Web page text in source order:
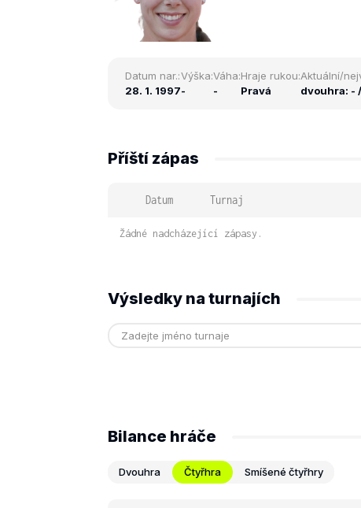
Datum nar.:
28. 1. 1997
Výška:
-
Váha:
-
Hraje rukou:
Pravá
Aktuální/
dvouhra: -
Příští zápas
Datum Turnaj
Žádné nadcházející zápasy.
Výsledky na turnajích
Bilance hráče
Dvouhra Čtyřhra Smíšené čtyřhry